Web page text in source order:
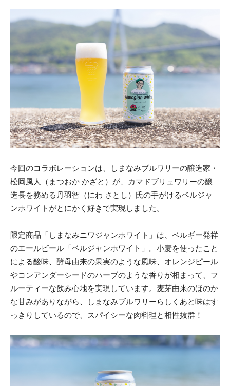
今回のコラボレーションは、しまなみブルワリーの醸造家・
松岡風人（まつおか かざと）が、カマドブリュワリーの醸
造長を務める丹羽智（にわ さとし）氏の手がけるベルジャ
ンホワイトがとにかく好きで実現しました。
限定商品「しまなみニワジャンホワイト」は、ベルギー発祥
のエールビール「ベルジャンホワイト」。小麦を使ったこと
による酸味、酵母由来の果実のような風味、オレンジピール
やコンアンダーシードのハーブのような香りが相まって、フ
ルーティーな飲み心地を実現しています。麦芽由来のほのか
な甘みがありながら、しまなみブルワリーらしくあと味はす
っきりしているので、スパイシーな肉料理と相性抜群！